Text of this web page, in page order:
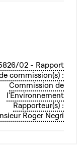
02 - Rapport
commission(s) :
Commission de
l'Environnement
Rapporteur(s) :
Roger Negri